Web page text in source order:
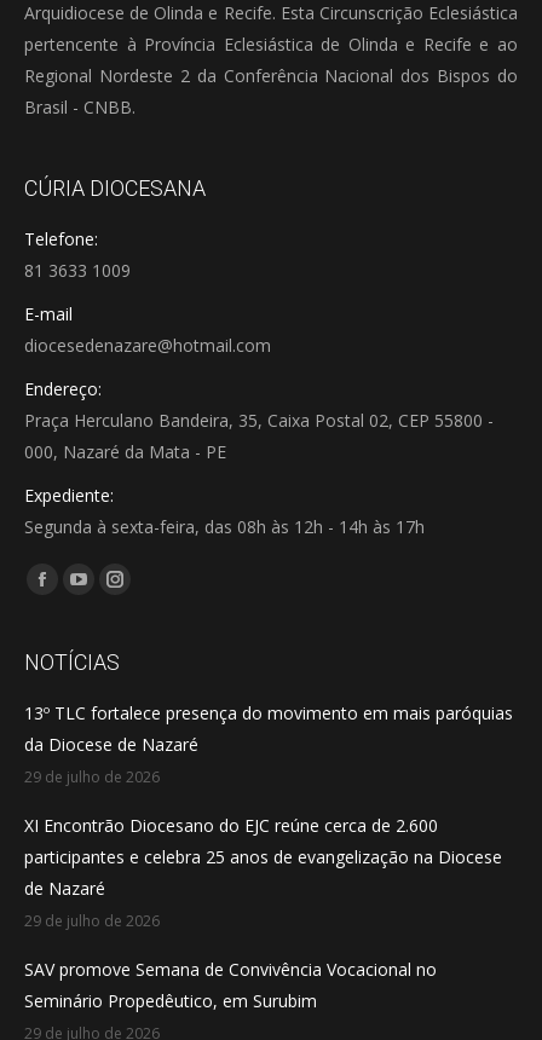
Arquidiocese de Olinda e Recife. Esta Circunscrição Eclesiástica
pertencente à Província Eclesiástica de Olinda e Recife e ao
Regional Nordeste 2 da Conferência Nacional dos Bispos do
Brasil - CNBB.
CÚRIA DIOCESANA
Telefone:
81 3633 1009
E-mail
diocesedenazare@hotmail.com
Endereço:
Praça Herculano Bandeira, 35, Caixa Postal 02, CEP 55800 -
000, Nazaré da Mata - PE
Expediente:
Segunda à sexta-feira, das 08h às 12h - 14h às 17h
Encontre-nos em:
Facebook
opens
new
window
YouTube
opens
new
window
Instagram
opens
new
window
NOTÍCIAS
13º TLC fortalece presença do movimento em mais paróquias
da Diocese de Nazaré
29 de julho de 2026
XI Encontrão Diocesano do EJC reúne cerca de 2.600
participantes e celebra 25 anos de evangelização na Diocese
de Nazaré
29 de julho de 2026
SAV promove Semana de Convivência Vocacional no
Seminário Propedêutico, em Surubim
29 de julho de 2026